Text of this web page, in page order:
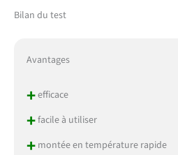
Bilan du test
Avantages
+efficace
+facile à utiliser
+montée en température rapide